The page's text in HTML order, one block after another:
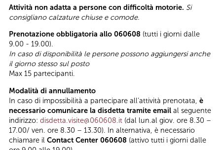
Attività non adatta a persone con difficoltà motorie. Si
consigliano calzature chiuse e comode.
Prenotazione obbligatoria allo 060608 (tutti i giorni dalle
9.00 - 19.00).
In caso di disponibilità le persone possono aggiungersi anche
il giorno stesso sul posto
Max 15 partecipanti.
Modalità di annullamento
In caso di impossibilità a partecipare all’attività prenotata, è
necessario comunicare la disdetta tramite email al seguente
indirizzo: disdetta.visite@060608.it (dal lun.al giov. ore 8.30 –
17.00/ ven. ore 8.30 – 13.30). In alternativa, è necessario
chiamare il Contact Center 060608 (attivo tutti i giorni dalle